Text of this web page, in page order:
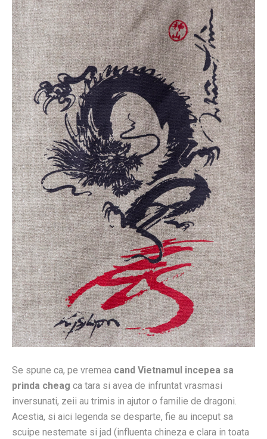
Se spune ca, pe vremea cand Vietnamul incepea sa
prinda cheag ca tara si avea de infruntat vrasmasi
inversunati, zeii au trimis in ajutor o familie de dragoni.
Acestia, si aici legenda se desparte, fie au inceput sa
scuipe nestemate si jad (influenta chineza e clara in toata